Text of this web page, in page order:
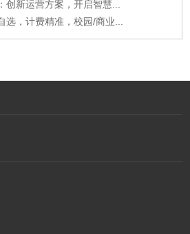
创新运营方案，开启智慧...
选，计费精准，校园/商业...